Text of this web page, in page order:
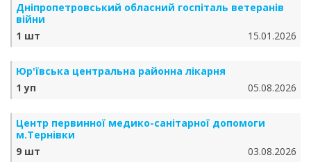
Дніпропетровський обласний госпіталь ветеранів
війни
1 шт
15.01.2026
Юр'ївська центральна районна лікарня
1 уп
05.08.2026
Центр первинної медико-санітарної допомоги
м.Тернівки
9 шт
03.08.2026